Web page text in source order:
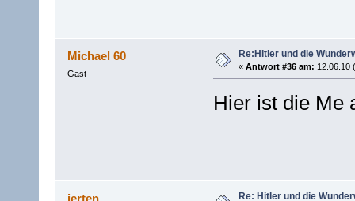
Michael 60
Gast
Re:Hitler und die
« Antwort #36 am: 12.06.10
Hier ist die Me
jerten Re: Hitler und die